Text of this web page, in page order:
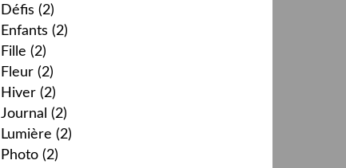
Défis (2)
Enfants (2)
Fille (2)
Fleur (2)
Hiver (2)
Journal (2)
Lumière (2)
Photo (2)